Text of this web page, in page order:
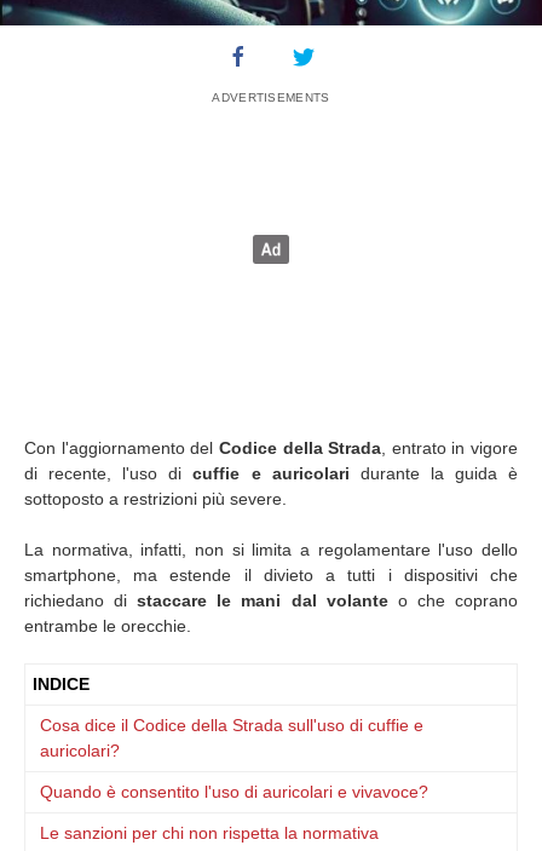
Con l'aggiornamento del Codice della Strada , entrato in vigore
di recente, l'uso dicuffie e auricolari durante la guida è
sottoposto a restrizioni più severe.
La normativa, infatti, non si limita a regolamentare l'uso dello
smartphone, ma estende il divieto a tutti i dispositivi che
richiedano distaccare le mani dal volanteo che coprano
entrambe le orecchie.
INDICE
Cosa dice il Codice della Strada sull'uso di cuffie e
auricolari?
Quando è consentito l'uso di auricolari e vivavoce?
Le sanzioni per chi non rispetta la normativa